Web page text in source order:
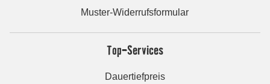
Muster-Widerrufsformular
Top-Services
Dauertiefpreis